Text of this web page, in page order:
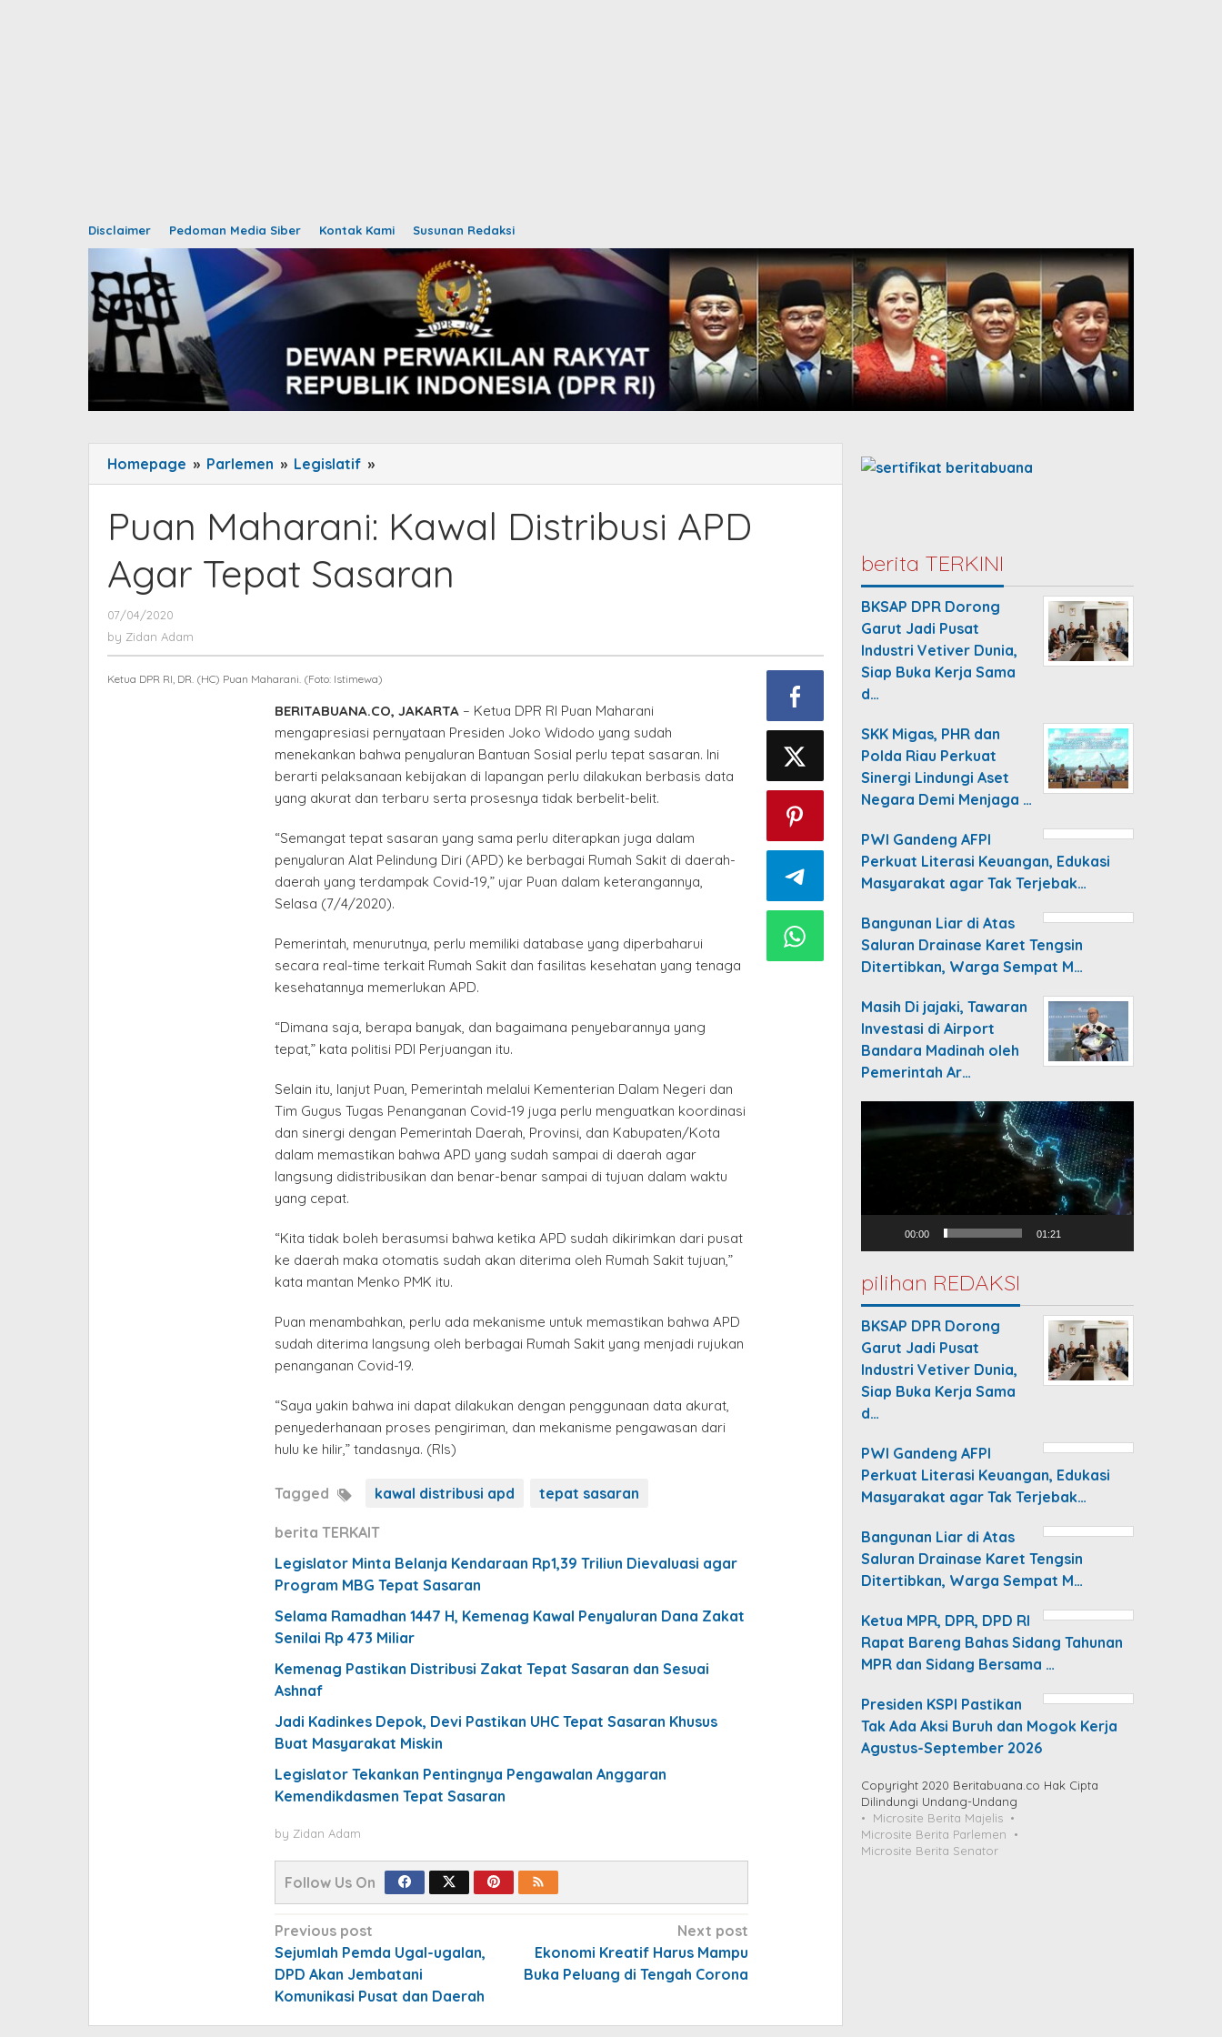
Disclaimer Pedoman Media Siber Kontak Kami Susunan Redaksi
Homepage » Parlemen » Legislatif »
Maharani:
Distribusi
Agar
Puan Maharani: Kawal Distribusi APD
Agar Tepat Sasaran
07/04/2020
Zidan
by Zidan Adam
Ketua DPR RI, DR. (HC) Puan Maharani. (Foto: Istimewa)
BERITABUANA.CO, JAKARTA– Ketua DPR RI Puan Maharani
mengapresiasi pernyataan Presiden Joko Widodo yang sudah
menekankan bahwa penyaluran Bantuan Sosial perlu tepat sasaran. Ini
berarti pelaksanaan kebijakan di lapangan perlu dilakukan berbasis data
yang akurat dan terbaru serta prosesnya tidak berbelit-belit.
“Semangat tepat sasaran yang sama perlu diterapkan juga dalam
penyaluran Alat Pelindung Diri (APD) ke berbagai Rumah Sakit di daerah-
daerah yang terdampak Covid-19,” ujar Puan dalam keterangannya,
Selasa (7/4/2020).
Pemerintah, menurutnya, perlu memiliki database yang diperbaharui
secara real-time terkait Rumah Sakit dan fasilitas kesehatan yang tenaga
kesehatannya memerlukan APD.
“Dimana saja, berapa banyak, dan bagaimana penyebarannya yang
tepat,” kata politisi PDI Perjuangan itu.
Selain itu, lanjut Puan, Pemerintah melalui Kementerian Dalam Negeri dan
Tim Gugus Tugas Penanganan Covid-19 juga perlu menguatkan koordinasi
dan sinergi dengan Pemerintah Daerah, Provinsi, dan Kabupaten/Kota
dalam memastikan bahwa APD yang sudah sampai di daerah agar
langsung didistribusikan dan benar-benar sampai di tujuan dalam waktu
yang cepat.
“Kita tidak boleh berasumsi bahwa ketika APD sudah dikirimkan dari pusat
ke daerah maka otomatis sudah akan diterima oleh Rumah Sakit tujuan,”
kata mantan Menko PMK itu.
Puan menambahkan, perlu ada mekanisme untuk memastikan bahwa APD
sudah diterima langsung oleh berbagai Rumah Sakit yang menjadi rujukan
penanganan Covid-19.
“Saya yakin bahwa ini dapat dilakukan dengan penggunaan data akurat,
penyederhanaan proses pengiriman, dan mekanisme pengawasan dari
hulu ke hilir,” tandasnya. (Rls)
Tagged kawal distribusi apd tepat sasaran
berita TERKAIT
Legislator Minta Belanja Kendaraan Rp1,39 Triliun Dievaluasi agar
Program MBG Tepat Sasaran
Selama Ramadhan 1447 H, Kemenag Kawal Penyaluran Dana Zakat
Senilai Rp 473 Miliar
Kemenag Pastikan Distribusi Zakat Tepat Sasaran dan Sesuai
Ashnaf
Jadi Kadinkes Depok, Devi Pastikan UHC Tepat Sasaran Khusus
Buat Masyarakat Miskin
Legislator Tekankan Pentingnya Pengawalan Anggaran
Kemendikdasmen Tepat Sasaran
by Zidan Adam
Follow Us On
Post
navigation
Previous post
Sejumlah Pemda Ugal-ugalan,
DPD Akan Jembatani
Komunikasi Pusat dan Daerah
Next post
Ekonomi Kreatif Harus Mampu
Buka Peluang di Tengah Corona
berita TERKINI
BKSAP DPR Dorong
Garut Jadi Pusat
Industri Vetiver Dunia,
Siap Buka Kerja Sama
d…
SKK Migas, PHR dan
Polda Riau Perkuat
Sinergi Lindungi Aset
Negara Demi Menjaga …
PWI Gandeng AFPI
Perkuat Literasi Keuangan, Edukasi
Masyarakat agar Tak Terjebak…
Bangunan Liar di Atas
Saluran Drainase Karet Tengsin
Ditertibkan, Warga Sempat M…
Masih Di jajaki, Tawaran
Investasi di Airport
Bandara Madinah oleh
Pemerintah Ar…
Player
00:00 01:21
pilihan REDAKSI
BKSAP DPR Dorong
Garut Jadi Pusat
Industri Vetiver Dunia,
Siap Buka Kerja Sama
d…
PWI Gandeng AFPI
Perkuat Literasi Keuangan, Edukasi
Masyarakat agar Tak Terjebak…
Bangunan Liar di Atas
Saluran Drainase Karet Tengsin
Ditertibkan, Warga Sempat M…
Ketua MPR, DPR, DPD RI
Rapat Bareng Bahas Sidang Tahunan
MPR dan Sidang Bersama …
Presiden KSPI Pastikan
Tak Ada Aksi Buruh dan Mogok Kerja
Agustus-September 2026
Copyright 2020 Beritabuana.co Hak Cipta
Dilindungi Undang-Undang
Microsite Berita Majelis
Microsite Berita Parlemen
Microsite Berita Senator